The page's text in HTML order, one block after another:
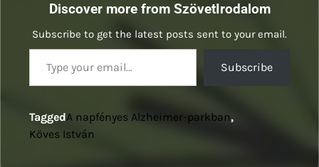
Discover more from SzövetIrodalom
Subscribe to get the latest posts sent to your email.
Type your email…
Subscribe
TaggedA napfényes Alzheimer-parkban,
Köves István